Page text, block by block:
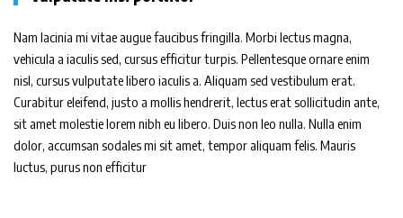
Nam lacinia mi vitae augue faucibus fringilla. Morbi lectus magna,
vehicula a iaculis sed, cursus efficitur turpis. Pellentesque ornare enim
nisl, cursus vulputate libero iaculis a. Aliquam sed vestibulum erat.
Curabitur eleifend, justo a mollis hendrerit, lectus erat sollicitudin ante,
sit amet molestie lorem nibh eu libero. Duis non leo nulla. Nulla enim
dolor, accumsan sodales mi sit amet, tempor aliquam felis. Mauris
luctus, purus non efficitur